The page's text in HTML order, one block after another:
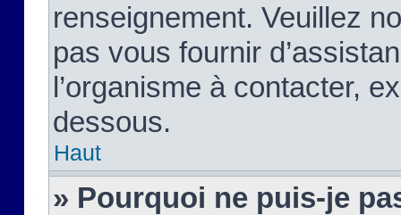
renseignement. Veuillez
pas vous fournir
l’organisme à contacter,
dessous.
Haut
» Pourquoi ne puis-je